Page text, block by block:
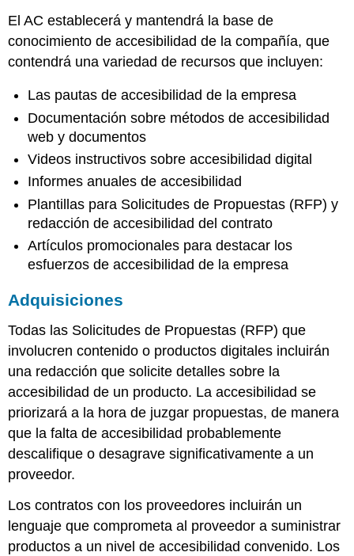
El AC establecerá y mantendrá la base de
conocimiento de accesibilidad de la compañía, que
contendrá una variedad de recursos que incluyen:
Las pautas de accesibilidad de la empresa
Documentación sobre métodos de accesibilidad
web y documentos
Videos instructivos sobre accesibilidad digital
Informes anuales de accesibilidad
Plantillas para Solicitudes de Propuestas (RFP) y
redacción de accesibilidad del contrato
Artículos promocionales para destacar los
esfuerzos de accesibilidad de la empresa
Adquisiciones
Todas las Solicitudes de Propuestas (RFP) que
involucren contenido o productos digitales incluirán
una redacción que solicite detalles sobre la
accesibilidad de un producto. La accesibilidad se
priorizará a la hora de juzgar propuestas, de manera
que la falta de accesibilidad probablemente
descalifique o desagrave significativamente a un
proveedor.
Los contratos con los proveedores incluirán un
lenguaje que comprometa al proveedor a suministrar
productos a un nivel de accesibilidad convenido. Los